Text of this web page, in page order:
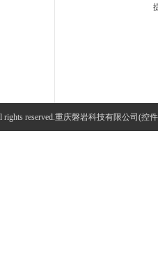
rights reserved.重庆磐岩科技有限公司(